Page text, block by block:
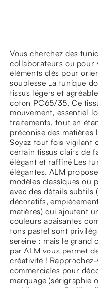
Vous cherchez des
collaborateurs ou pour
éléments clés pour
souplesse La tunique
tissus légers et
coton PC65/35. Ce
mouvement, essentiel
traitements, tout en
préconise des matières
Soyez tout fois vigilant
certain tissus clairs de
élégant et raffiné Les
élégantes. ALM
modèles classiques ou
avec des détails subtils
décoratifs,
matières) qui ajoutent
couleurs apaisantes
tons pastel sont
sereine : mais le grand
par ALM vous permet
créativité !
commerciales pour
marquage (sérigraphie